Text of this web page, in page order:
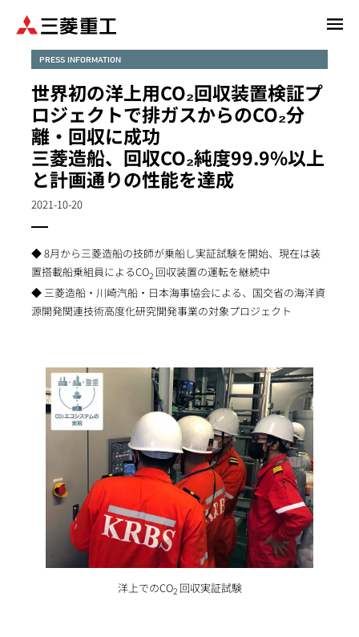
PRESS INFORMATION
世界初の洋上用CO₂回収装置検証プ
ロジェクトで排ガスからのCO₂分
離・回収に成功
三菱造船、回収CO₂純度99.9%以上
と計画通りの性能を達成
2021-10-20
◆ 8月から三菱造船の技師が乗船し実証試験を開始、現在は装
置搭載船乗組員によるCO2 回収装置の運転を継続中
◆ 三菱造船・川崎汽船・日本海事協会による、国交省の海洋資
源開発関連技術高度化研究開発事業の対象プロジェクト
洋上でのCO2 回収実証試験